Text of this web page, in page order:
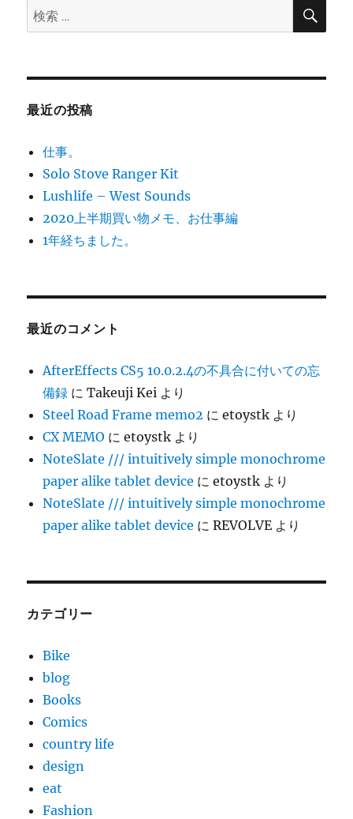
に
検
索:
検
最近の投稿
仕事。
Solo Stove Ranger Kit
Lushlife – West Sounds
2020上半期買い物メモ、お仕事編
1年経ちました。
最近のコメント
AfterEffects CS5 10.0.2.4の不具合に付いての忘
備録 にTakeuji Kei より
Steel Road Frame memo2 にetoystk より
CX MEMO にetoystk より
NoteSlate /// intuitively simple monochrome
paper alike tablet device にetoystk より
NoteSlate /// intuitively simple monochrome
paper alike tablet device にREVOLVE より
カテゴリー
Bike
blog
Books
Comics
country life
design
eat
Fashion